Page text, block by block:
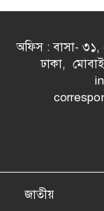
অফিস : বাসা- ৩১,
ঢাকা,
জাতীয়